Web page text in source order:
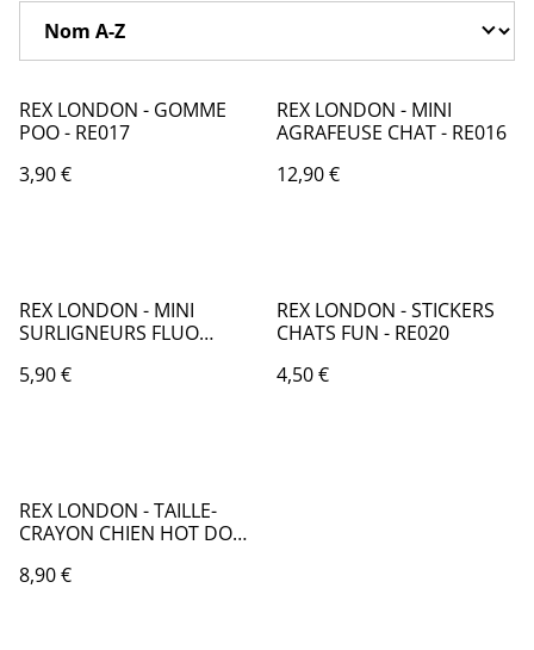
REX LONDON - GOMME
POO - RE017
3,90 €
REX LONDON - MINI
AGRAFEUSE CHAT - RE016
12,90 €
REX LONDON - MINI
SURLIGNEURS FLUO
5,90 €
REX LONDON - STICKERS
CHATS FUN - RE020
4,50 €
REX LONDON - TAILLE-
CRAYON CHIEN HOT DOG -
8,90 €